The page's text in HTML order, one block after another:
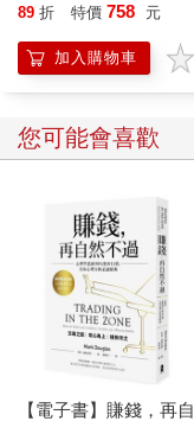
89 折 特價 758 元
加入購物車
您可能會喜歡
【電子書】賺錢，再自